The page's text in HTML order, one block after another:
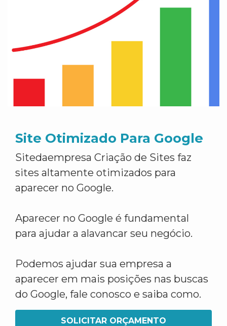
Site Otimizado Para Google
Sitedaempresa Criação de Sites faz
sites altamente otimizados para
aparecer no Google.
Aparecer no Google é fundamental
para ajudar a alavancar seu negócio.
Podemos ajudar sua empresa a
aparecer em mais posições nas buscas
do Google, fale conosco e saiba como.
SOLICITAR ORÇAMENTO